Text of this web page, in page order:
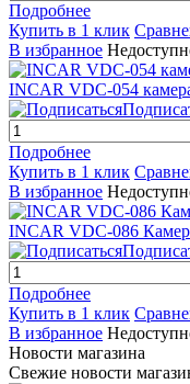
Подробнее
Купить в 1 клик
В избранное
INCAR VDC-054
Подробнее
Купить в 1 клик
В избранное
INCAR VDC-086
Подробнее
Купить в 1 клик
В избранное
Новости магазина
Свежие новости